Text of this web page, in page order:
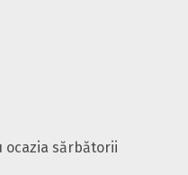
ocazia sărbătorii